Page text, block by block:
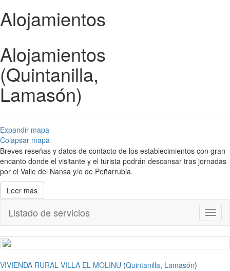
Alojamientos
Alojamientos
(Quintanilla,
Lamasón)
Expandir mapa
Colapsar mapa
Breves reseñas y datos de contacto de los establecimientos con gran
encanto donde el visitante y el turista podrán descansar tras jornadas
por el Valle del Nansa y/o de Peñarrubia.
Leer más
Listado de servicios
VIVIENDA RURAL VILLA EL MOLINU (Quintanilla, Lamasón)